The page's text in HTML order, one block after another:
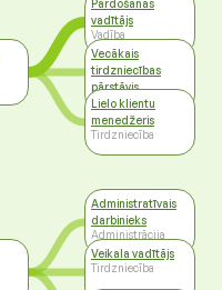
Pārdošanas
vadītājs
Vadība
Vecākais
tirdzniecības
pārstāvis
Tirdzniecība
Lielo klientu
menedžeris
Tirdzniecība
Administratīvais
darbinieks
Administrācija
Veikala vadītājs
Tirdzniecība